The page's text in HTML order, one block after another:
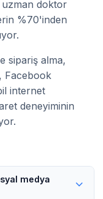
doktor
%70'inden
sipariş alma,
Facebook
internet
deneyiminin
medya